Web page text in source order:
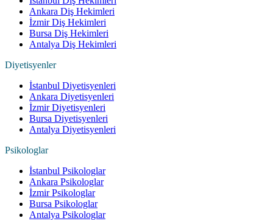
Ankara Diş Hekimleri
İzmir Diş Hekimleri
Bursa Diş Hekimleri
Antalya Diş Hekimleri
Diyetisyenler
İstanbul Diyetisyenleri
Ankara Diyetisyenleri
İzmir Diyetisyenleri
Bursa Diyetisyenleri
Antalya Diyetisyenleri
Psikologlar
İstanbul Psikologlar
Ankara Psikologlar
İzmir Psikologlar
Bursa Psikologlar
Antalya Psikologlar